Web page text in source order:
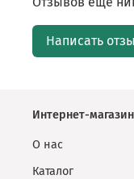
Написать
Интернет-магазин
О нас
Каталог